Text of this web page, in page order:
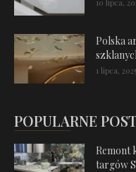
10 lipca,
Polska
1 lipca, 2025
POPULARNE
Remont
targów